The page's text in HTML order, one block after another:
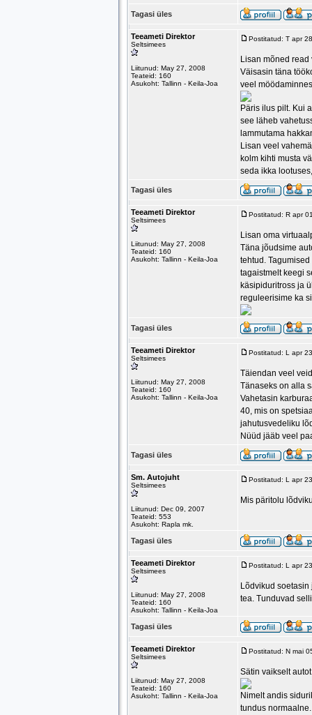
Tagasi üles
Teeameti Direktor
Seltsimees
Liitunud: May 27, 2008
Teateid: 160
Asukoht: Tallinn - Keila-Joa
Postitatud: T apr
Lisan mõned
Väisasin täna
veel
Päris ilus pilt. Kui
see läheb
lammutama
Lisan veel
kolm kihti musta
seda ikka
Tagasi üles
Teeameti Direktor
Seltsimees
Liitunud: May 27, 2008
Teateid: 160
Asukoht: Tallinn - Keila-Joa
Postitatud: R apr
Lisan oma
Täna jõudsime
tehtud.
tagaistmelt keegi
käsipiduritross ja
reguleerisime ka
Tagasi üles
Teeameti Direktor
Seltsimees
Liitunud: May 27, 2008
Teateid: 160
Asukoht: Tallinn - Keila-Joa
Postitatud: L apr
Täiendan veel
Tänaseks on alla
Vahetasin
40, mis on
jahutusvedeliku
Nüüd jääb veel
Tagasi üles
Sm. Autojuht
Seltsimees
Liitunud: Dec 09, 2007
Teateid: 553
Asukoht: Rapla mk.
Postitatud: L apr
Mis päritolu
Tagasi üles
Teeameti Direktor
Seltsimees
Liitunud: May 27, 2008
Teateid: 160
Asukoht: Tallinn - Keila-Joa
Postitatud: L apr
Lõdvikud
tea. Tunduvad
Tagasi üles
Teeameti Direktor
Seltsimees
Liitunud: May 27, 2008
Teateid: 160
Asukoht: Tallinn - Keila-Joa
Postitatud: N mai
Sätin vaikselt
Nimelt andis
tundus